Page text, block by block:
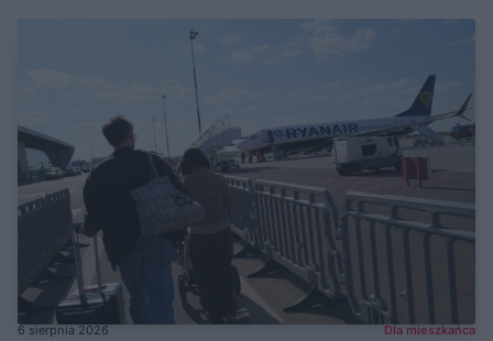
6 sierpnia 2026 Dla mieszkańca